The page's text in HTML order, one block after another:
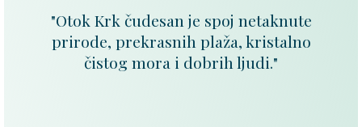
"Otok Krk čudesan je spoj netaknute
prirode, prekrasnih plaža, kristalno
čistog mora i dobrih ljudi."